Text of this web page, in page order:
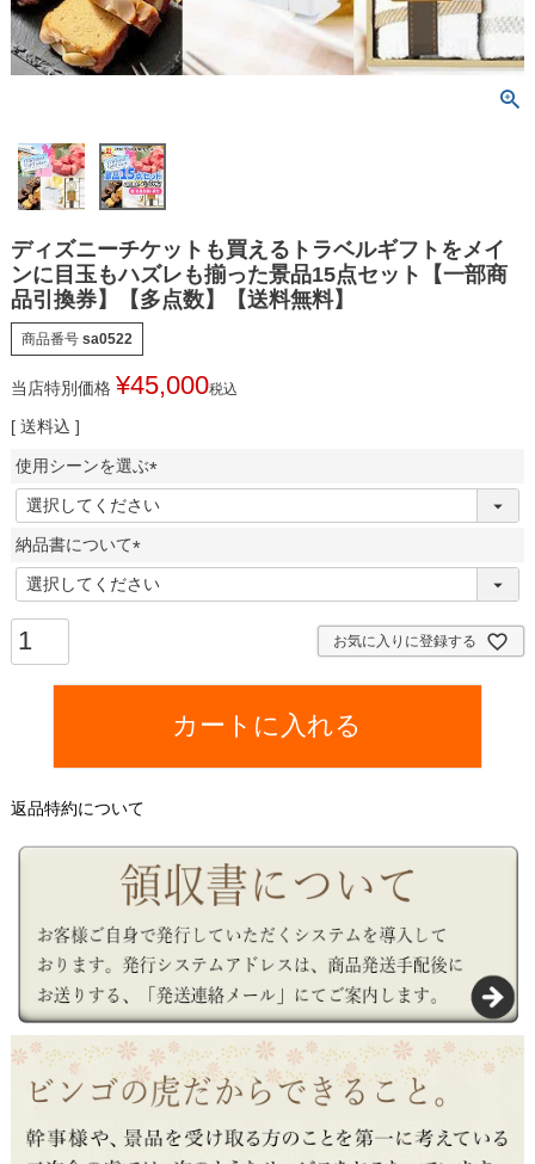
ディズニーチケットも買えるトラベルギフトをメイ
ンに目玉もハズレも揃った景品15点セット【一部商
品引換券】【多点数】【送料無料】
商品番号 sa0522
当店特別価格 ¥45,000税込
送料込
使用シーンを選ぶ
(
必
)
納品書について
(
必
お気に入りに登録する
カートに入れる
返品特約について